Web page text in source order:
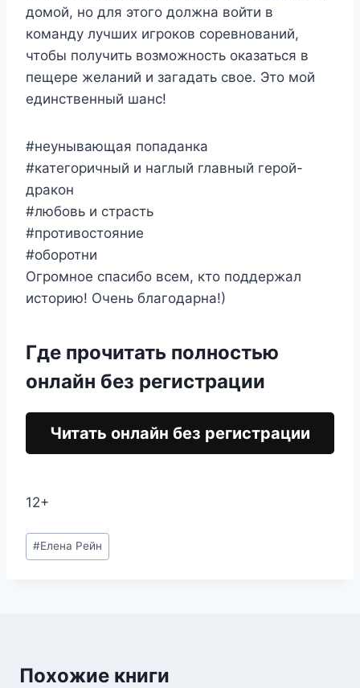
домой, но для этого должна войти в
команду лучших игроков соревнований,
чтобы получить возможность оказаться в
пещере желаний и загадать свое. Это мой
единственный шанс!
#неунывающая попаданка
#категоричный и наглый главный герой-
дракон
#любовь и страсть
#противостояние
#оборотни
Огромное спасибо всем, кто поддержал
историю! Очень благодарна!)
Где прочитать полностью
онлайн без регистрации
Читать онлайн без регистрации
12+
Метки
записи:
#Елена Рейн
Похожие книги